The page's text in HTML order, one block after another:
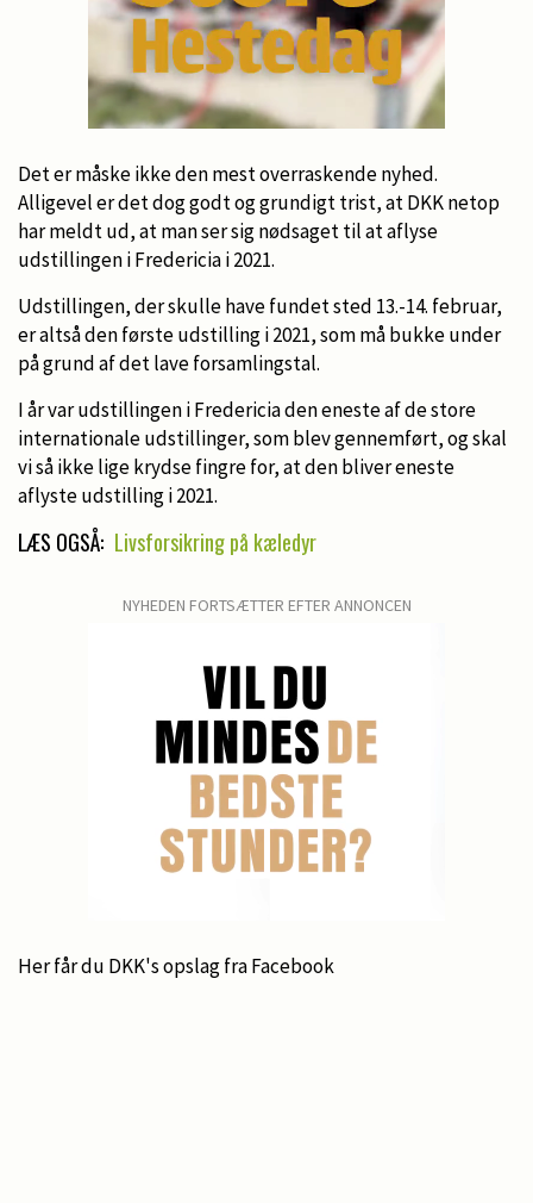
Det er måske ikke den mest overraskende nyhed.
Alligevel er det dog godt og grundigt trist, at DKK netop
har meldt ud, at man ser sig nødsaget til at aflyse
udstillingen i Fredericia i 2021.
Udstillingen, der skulle have fundet sted 13.-14. februar,
er altså den første udstilling i 2021, som må bukke under
på grund af det lave forsamlingstal.
I år var udstillingen i Fredericia den eneste af de store
internationale udstillinger, som blev gennemført, og skal
vi så ikke lige krydse fingre for, at den bliver eneste
aflyste udstilling i 2021.
LÆS OGSÅ: Livsforsikring på kæledyr
NYHEDEN FORTSÆTTER EFTER ANNONCEN
Her får du DKK's opslag fra Facebook